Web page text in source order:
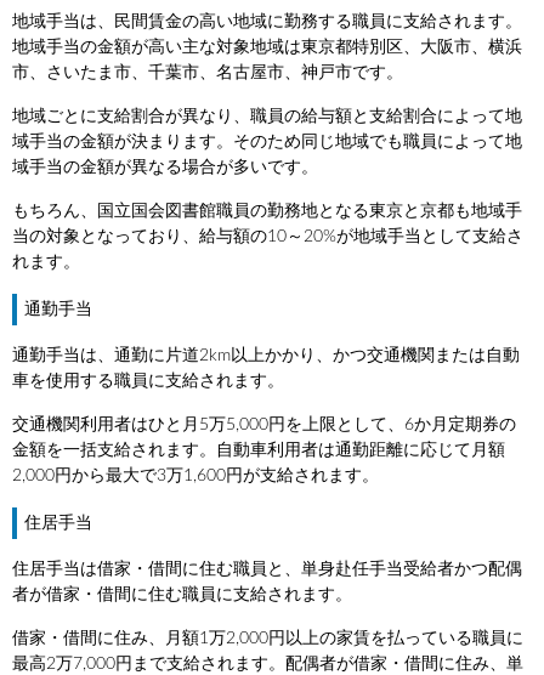
地域手当は、民間賃金の高い地域に勤務する職員に支給されます。
地域手当の金額が高い主な対象地域は東京都特別区、大阪市、横浜
市、さいたま市、千葉市、名古屋市、神戸市です。
地域ごとに支給割合が異なり、職員の給与額と支給割合によって地
域手当の金額が決まります。そのため同じ地域でも職員によって地
域手当の金額が異なる場合が多いです。
もちろん、国立国会図書館職員の勤務地となる東京と京都も地域手
当の対象となっており、給与額の10～20%が地域手当として支給さ
れます。
通勤手当
通勤手当は、通勤に片道2km以上かかり、かつ交通機関または自動
車を使用する職員に支給されます。
交通機関利用者はひと月5万5,000円を上限として、6か月定期券の
金額を一括支給されます。自動車利用者は通勤距離に応じて月額
2,000円から最大で3万1,600円が支給されます。
住居手当
住居手当は借家・借間に住む職員と、単身赴任手当受給者かつ配偶
者が借家・借間に住む職員に支給されます。
借家・借間に住み、月額1万2,000円以上の家賃を払っている職員に
最高2万7,000円まで支給されます。配偶者が借家・借間に住み、単